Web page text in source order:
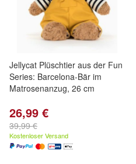
Jellycat Plüschtier aus der Fun
Series: Barcelona-Bär im
Matrosenanzug, 26 cm
26,99 €
39,99 €
Kostenloser Versand